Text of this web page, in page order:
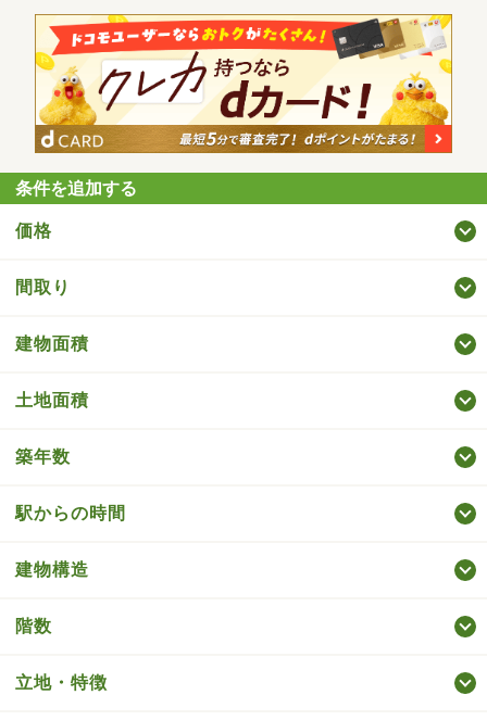
条件を追加する
価格
間取り
建物面積
土地面積
築年数
駅からの時間
建物構造
階数
立地・特徴